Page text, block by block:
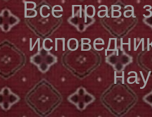
Все права